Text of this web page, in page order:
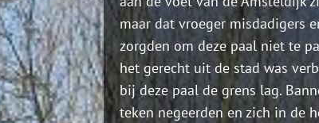
maar dat vroeger misdadigers
zorgden om deze paal niet te
het gerecht uit de stad was
bij deze paal de grens lag.
teken negeerden en zich in de